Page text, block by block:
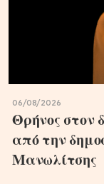
06/08/2026
Θρήνος στον
από την
Μανωλίτσης